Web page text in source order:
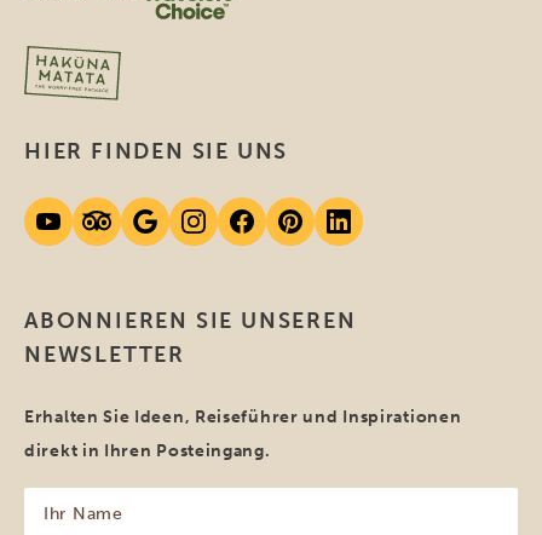
ABONNIEREN SIE UNSEREN
NEWSLETTER
Erhalten Sie Ideen, Reiseführer und Inspirationen
direkt in Ihren Posteingang.
Name
HIER FINDEN SIE UNS